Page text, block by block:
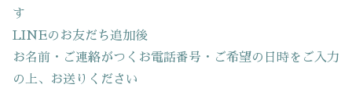
す
LINEのお友だち追加後
お名前・ご連絡がつくお電話番号・ご希望の日時をご入力
の上、お送りください